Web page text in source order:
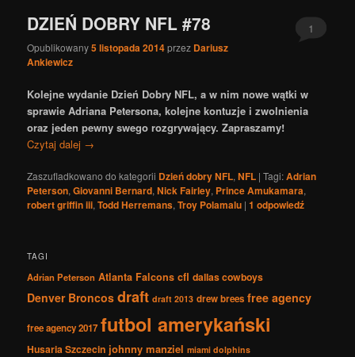
DZIEŃ DOBRY NFL #78
Opublikowany5 listopada 2014przez Dariusz
Ankiewicz
1
Kolejne wydanie Dzień Dobry NFL, a w nim nowe wątki w
sprawie Adriana Petersona, kolejne kontuzje i zwolnienia
oraz jeden pewny swego rozgrywający. Zapraszamy!
Czytaj dalej →
Zaszufladkowano do kategorii Dzień dobry NFL,NFL |Tagi:Adrian
Peterson,Giovanni Bernard,Nick Fairley, Prince Amukamara,
robert griffin iii,Todd Herremans,Troy Polamalu |1 odpowiedź
TAGI
Adrian Peterson Atlanta Falcons cfl dallas cowboys
Denver Broncos draft draft 2013 drew brees free agency
free agency 2017 futbol amerykański
Husaria Szczecin johnny manziel miami dolphins